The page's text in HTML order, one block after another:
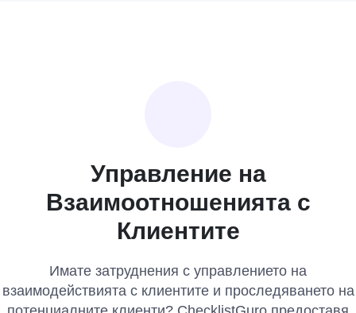
Управление на
Взаимоотношенията с
Клиентите
Имате затруднения с управлението на
взаимодействията с клиентите и проследяването на